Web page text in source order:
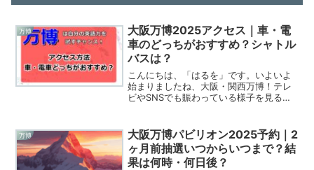
万博
大阪万博2025アクセス｜車・電
車のどっちがおすすめ？シャトル
バスは？
こんにちは、「はるを」です。いよいよ
始まりましたね、大阪・関西万博！テレ
ビやSNSでも賑わっている様子を見る
んですが、まず最初に悩んだのが「会場
へのアクセス」なんです。電...
万博
大阪万博パビリオン2025予約｜2
ヶ月前抽選いつからいつまで？結
果は何時・何日後？